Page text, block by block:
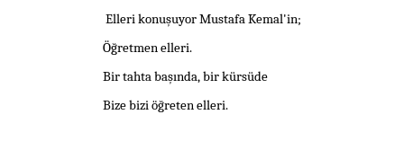
Elleri konuşuyorMustafa Kemal'in;
Öğretmen elleri.
Bir tahta başında, bir kürsüde
Bize bizi öğreten elleri.